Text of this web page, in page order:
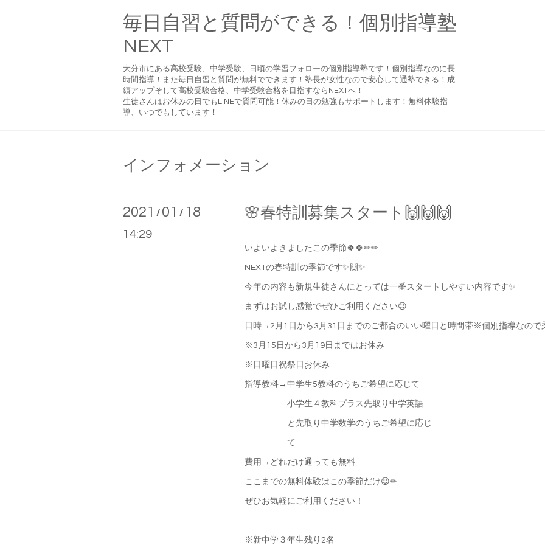
毎日自習と質問ができる！個別指導塾
NEXT
大分市にある高校受験、中学受験、日頃の学習フォローの個別指導塾です！個別指導なのに長
時間指導！また毎日自習と質問が無料でできます！塾長が女性なので安心して通塾できる！成
績アップそして高校受験合格、中学受験合格を目指すならNEXTへ！
生徒さんはお休みの日でもLINEで質問可能！休みの日の勉強もサポートします！無料体験指
導、いつでもしています！
インフォメーション
2021 / 01 / 18
14:29
🌸春特訓募集スタート🙌🙌🙌
いよいよきましたこの季節🍀🍀✏✏
NEXTの春特訓の季節です✨🙌✨
今年の内容も新規生徒さんにとっては一番スタートしやすい内容です✨
まずはお試し感覚でぜひご利用ください😉
日時→2月1日から3月31日までのご都合のいい曜日と時間帯※個別指導なので
※3月15日から3月19日まではお休み
※日曜日祝祭日お休み
指導教科→中学生5教科のうちご希望に応じて
小学生４教科プラス先取り中学英語
と先取り中学数学のうちご希望に応じ
て
費用→どれだけ通っても無料
ここまでの無料体験はこの季節だけ😉✏
ぜひお気軽にご利用ください！
※新中学３年生残り2名